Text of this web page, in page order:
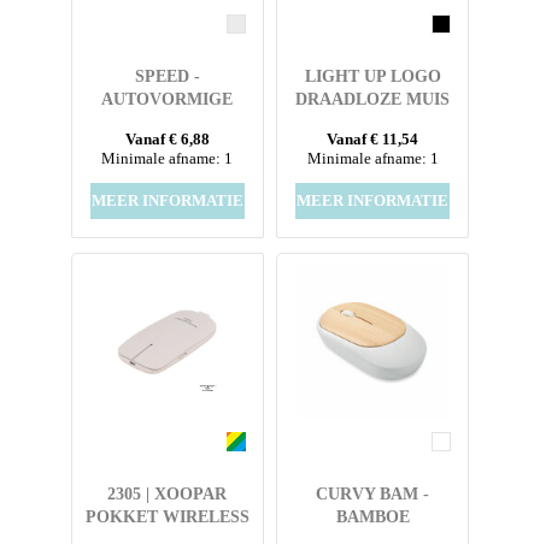
SPEED -
AUTOVORMIGE
Vanaf € 6,88
Minimale afname: 1
MEER INFORMATIE
LIGHT UP LOGO
DRAADLOZE MUIS
Vanaf € 11,54
Minimale afname: 1
MEER INFORMATIE
2305 | XOOPAR
POKKET WIRELESS
CURVY BAM -
BAMBOE